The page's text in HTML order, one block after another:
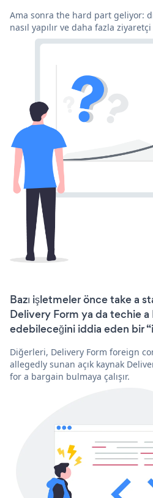
Ama sonra the hard part geliyor:
nasıl yapılır ve daha fazla
Bazı işletmeler önce take a
Delivery Form ya da techie
edebileceğini iddia eden bir
Diğerleri, Delivery Form foreign
allegedly sunan açık kaynak
for a bargain bulmaya çalışır.